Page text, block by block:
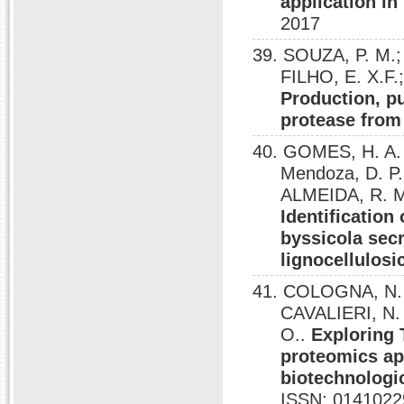
2017
39. SOUZA, P.
FILHO, E.
Production,
protease
40. GOMES, H.
Mendoza, D.
ALMEIDA, R.
Identification
byssicola
41. COLOGNA,
CAVALIERI,
O.. Exploring
proteomics
ISSN: